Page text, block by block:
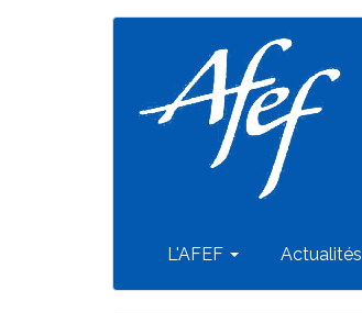
Navigation
principale
L'AFEF Actualités